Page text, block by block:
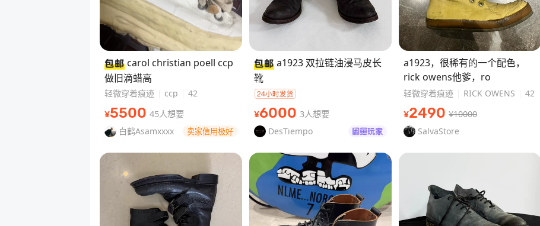
carol christian poell ccp
做旧滴蜡高
轻微穿着痕迹 ccp 42
¥5500 45人想要
白鹤Asamxxxx
卖家信用极好
a1923 双拉链油浸马皮长
靴
¥6000 3人想要
DesTiempo
a1923，很稀有的一个配色，
rick owens他爹，ro
轻微穿着痕迹 RICK OWENS 42
¥2490 ¥10000
SalvaStore